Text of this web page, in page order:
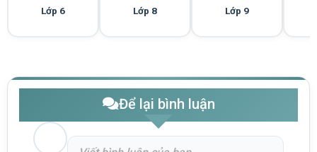
Lớp 6 Lớp 8 Lớp 9
Để lại bình luận